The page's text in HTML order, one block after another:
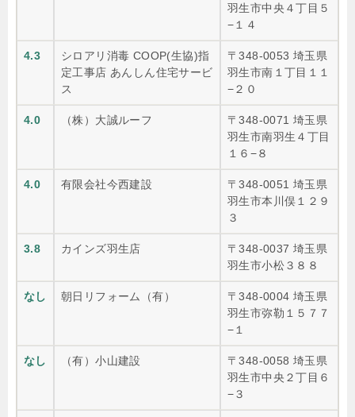
羽生市中央４丁目５
−１４
4.3
シロアリ消毒 COOP(生協)指
定工事店 あんしん住宅サービ
ス
〒348-0053 埼玉県
羽生市南１丁目１１
−２０
4.0 （株）大誠ルーフ
〒348-0071 埼玉県
羽生市南羽生４丁目
１６−８
4.0 有限会社今西建設
〒348-0051 埼玉県
羽生市本川俣１２９
３
3.8 カインズ羽生店
〒348-0037 埼玉県
羽生市小松３８８
なし 朝日リフォーム（有）
〒348-0004 埼玉県
羽生市弥勒１５７７
−１
なし （有）小山建設
〒348-0058 埼玉県
羽生市中央２丁目６
−３